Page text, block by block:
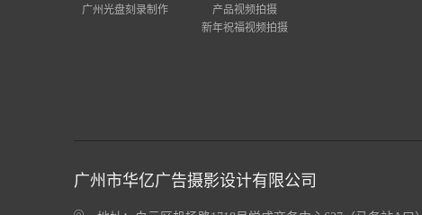
广州光盘刻录制作
产品视频拍摄
新年祝福视频拍摄
广州市华亿广告摄影设计有限公司